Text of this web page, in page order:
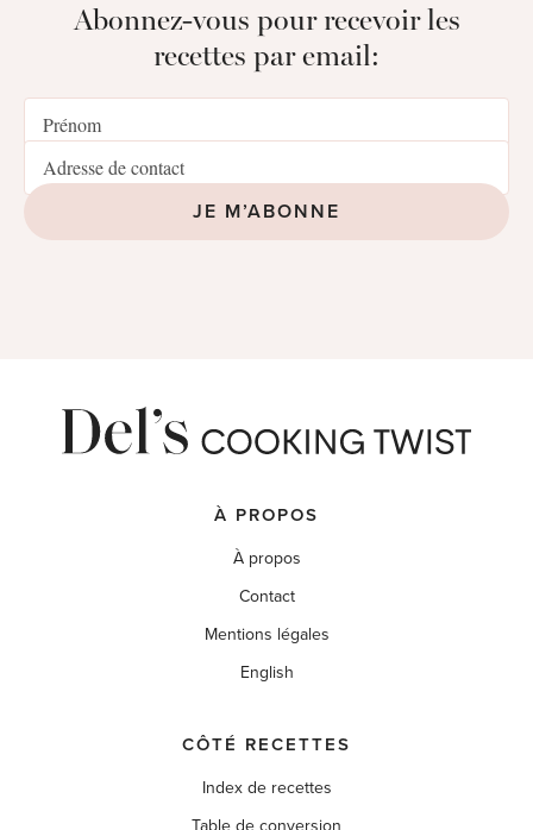
Abonnez-vous pour recevoir les
recettes par email:
JE M’ABONNE
À PROPOS
À propos
Contact
Mentions légales
English
CÔTÉ RECETTES
Index de recettes
Table de conversion